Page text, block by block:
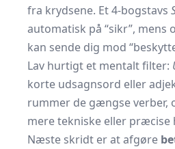
fra krydsene. Et 4-bogstavs
automatisk på “sikr”, mens
kan sende dig mod
Lav hurtigt et mentalt filter:
korte udsagnsord eller
rummer de gængse verber,
mere tekniske eller præcise
Næste skridt er at afgøre